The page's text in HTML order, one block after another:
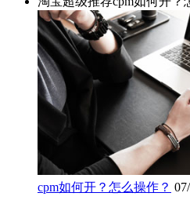
cpm如何开？怎么操作？